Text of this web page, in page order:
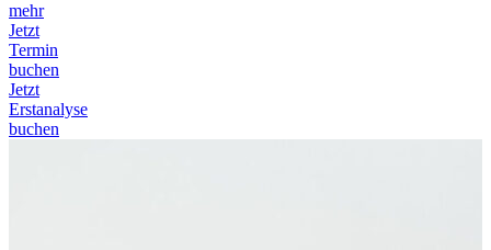
mehr
Jetzt
Termin
buchen
Jetzt
Erstanalyse
buchen